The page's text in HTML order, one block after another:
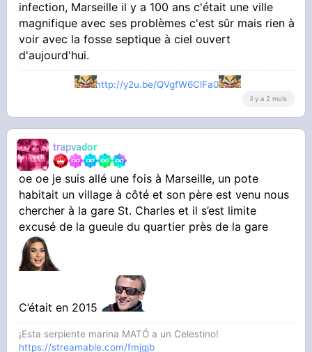
Le pire c’est que beaucoup de gens vont te dire
« c’est normal qu’il y’a des tags sur les
monuments historiques, les tags c’est l’ADN de
Marseille »
Tu descends à la gare, c’est le zoo littéralement
Bordel comment c’est possible qu’on donne une
aussi belle ville à des personnes qui en
prennent pas soin ?
Pour m’adapter je me suis fait des tresses par
une mama Africaine qui me harcelait
10 euros pour ressembler à un renoi et éviter
infection, Marseille il y a 100 ans c'était une ville
magnifique avec ses problèmes c'est sûr mais rien à
voir avec la fosse septique à ciel ouvert
d'aujourd'hui.
http://y2u.be/QVgfW6ClFa0
il y a 2 mois
trapvador
oe oe je suis allé une fois à Marseille, un pote
habitait un village à côté et son père est venu nous
chercher à la gare St. Charles et il s’est limite
excusé de la gueule du quartier près de la gare
C’était en 2015
¡Esta serpiente marina MATÓ a un Celestino!
https://streamable.com/fmjgjb